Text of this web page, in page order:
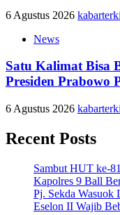
6 Agustus 2026
News
Satu Kalimat Bisa
Presiden Prabowo
6 Agustus 2026
Recent Posts
Sambut HUT ke-
Kapolres 9 Ball
Pj. Sekda Wasuok
Eselon II Wajib